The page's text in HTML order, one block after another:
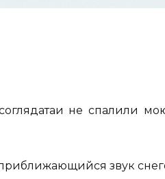
не спалили
звук